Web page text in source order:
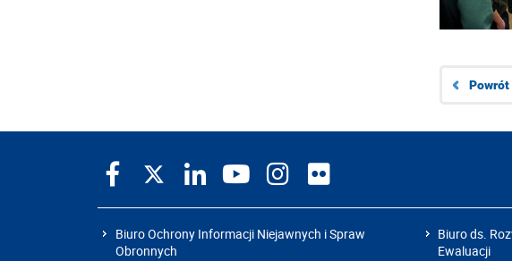
Powrót
Biuro Ochrony Informacji Niejawnych i Spraw
Obronnych
Biuro ds.
Ewaluacji